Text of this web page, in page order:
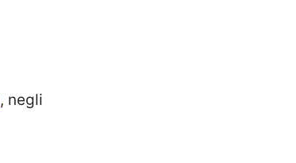
, negli